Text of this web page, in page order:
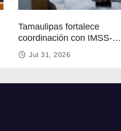
Tamaulipas fortalece
coordinación con IMSS-
Bienestar para mejorar
de salud
Jul 31, 2026